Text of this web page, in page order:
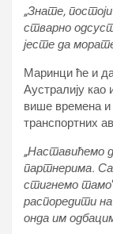
„Знате,
стварно
јесте да
Маринци ће и
Аустралију као
више времена
транспортних
„Наставићемо
партнерима.
стигнемо тамо
распоредити
онда им